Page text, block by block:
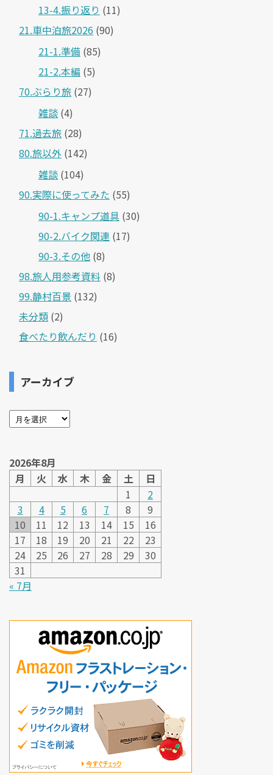
13-4.振り返り (11)
21.車中泊旅2026 (90)
21-1.準備 (85)
21-2.本編 (5)
70.ぶらり旅 (27)
雑談 (4)
71.過去旅 (28)
80.旅以外 (142)
雑談 (104)
90.実際に使ってみた (55)
90-1.キャンプ道具 (30)
90-2.バイク関連 (17)
90-3.その他 (8)
98.旅人用参考資料 (8)
99.静村百景 (132)
未分類 (2)
食べたり飲んだり (16)
アーカイブ
2026年8月
月
火 水 木 金 土
日
1
2
3
4 5 6 7 8
9
10
11 12 13 14 15
16
17
18 19 20 21 22
23
24
25 26 27 28 29
30
31
« 7月